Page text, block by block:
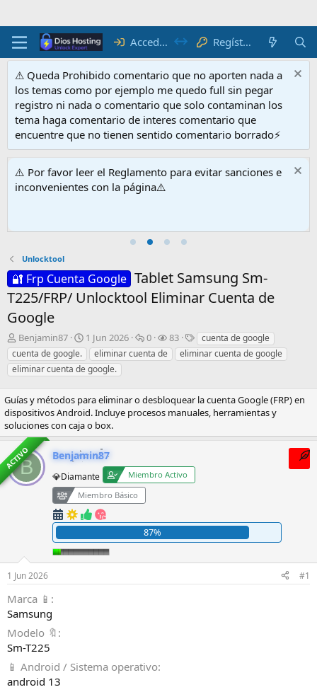
Acceder Regístrate
⚠ Queda Prohibido comentario que no aporten nada a
los temas como por ejemplo me quedo full sin pegar
registro ni nada o comentario que solo contaminan los
tema haga comentario de interes comentario que
encuentre que no tienen sentido comentario borrado⚡
⚠️ Por favor leer el Reglamento para evitar sanciones e
inconvenientes con la página⚠️
Unlocktool
🔐 Frp Cuenta Google Tablet Samsung Sm-
T225/FRP/ Unlocktool Eliminar Cuenta de
Google
I
n
i
c
a
d
o
r
d
e
l
t
Benjamin87
F
e
c
h
d
e
n
i
c
i
o
1 Jun 2026
R
e
s
e
s
a
0
V
i
s
a
s
83
E
t
i
e
t
s
cuenta de google
cuenta de google.
eliminar cuenta de
eliminar cuenta de google
eliminar cuenta de google.
Guías y métodos para eliminar o desbloquear la cuenta Google (FRP) en
dispositivos Android. Incluye procesos manuales, herramientas y
soluciones con caja o box.
ACTIVO
B Benjamin87
💎Diamante
Miembro Activo
Miembro Básico
87%
1 Jun 2026 #1
Marca 📱
Samsung
Modelo 🔖
Sm-T225
📱 Android / Sistema operativo
android 13